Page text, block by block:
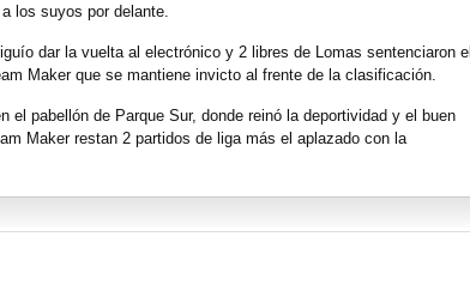
los suyos por delante.
dar la vuelta al electrónico y 2 libres de Lomas sentenciaron el
Maker que se mantiene invicto al frente de la clasificación.
el pabellón de Parque Sur, donde reinó la deportividad y el buen
Maker restan 2 partidos de liga más el aplazado con la